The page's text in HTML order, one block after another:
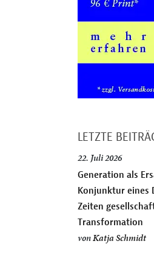
LETZTE
22. Juli 2026
Generation als
Konjunktur eines
Zeiten
Transformation
vonKatja Schmidt